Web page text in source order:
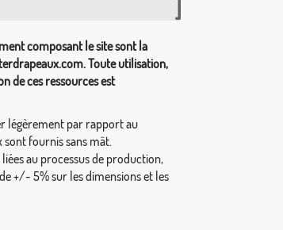
composant le site sont la
Toute utilisation,
de ces ressources est
légèrement par rapport au
sont fournis sans mât.
au processus de production,
+/- 5% sur les dimensions et les